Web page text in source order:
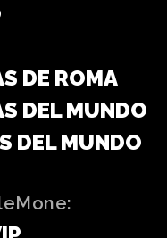
DE ROMA
DEL MUNDO
DEL MUNDO